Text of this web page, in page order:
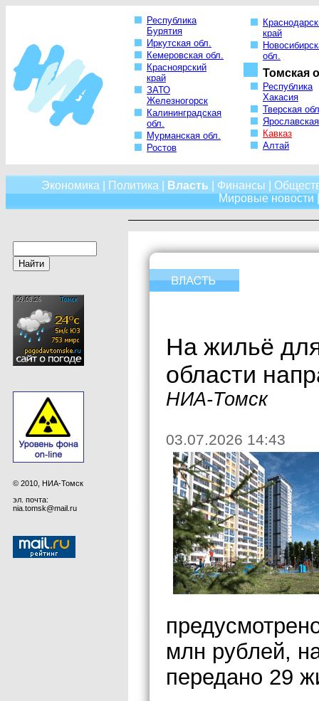
Республика
Бурятия
Иркутская обл.
Кемеровская обл.
Красноярский
край
ЗАТО
Железногорск
Калининградская
обл.
Мурманская обл.
Ростов
край
обл.
Томская
Республика
Хакасия
Тверская
Кавказ
Алтай
Экономика Политика Власть Финансы
Мировые новости
© 2010, НИА-Томск
эл. почта:
nia.tomsk@mail.ru
На жильё
области
НИА-Томск
03.07.2026 14:43
млн рублей,
передано 29